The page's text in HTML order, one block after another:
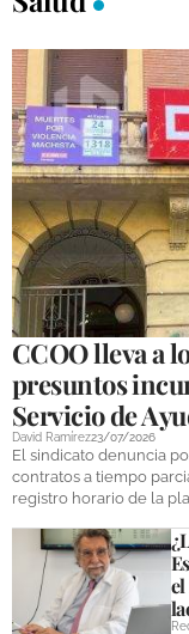
COMPETICIONES
DEPORTE BASE
OPINIÓN
VENTANA
CÓRDOBA
PROVINCIA
SUBBÉTICA HOY
SALUD
OBRAS
NECROLÓGICAS
GALERÍAS
CCOO lleva a
presuntos
Servicio de
David Ramírez23/07/2026
El sindicato denuncia
contratos a tiempo
registro horario de la